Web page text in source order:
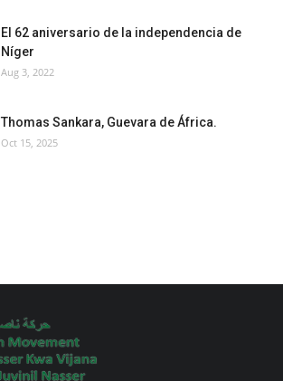
El 62 aniversario de la independencia de
Níger
Aug 3, 2022
Thomas Sankara, Guevara de África.
Oct 15, 2025